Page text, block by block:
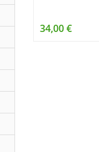
34,00 €